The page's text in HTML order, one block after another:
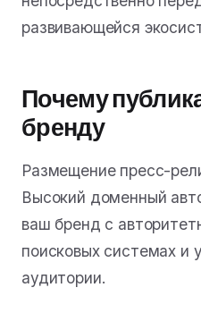
развивающейся
Почему
бренду
Размещение пресс-
Высокий доменный
ваш бренд с
поисковых системах и
аудитории.